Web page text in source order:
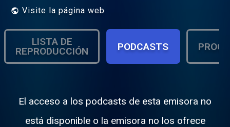
Bossost - Vielha - Saint Bertrand de
Comminges - Loures Barousse - Haute
Garonne - Hautes Pyrénées Contact :
https://www.pagesjaunes.fr/pros/54256312
"Une radio des Locales"
Visite la página web
LISTA DE
REPRODUCCIÓN
PODCASTS
El acceso a los podcasts de esta emisora no
está disponible o la emisora no los ofrece